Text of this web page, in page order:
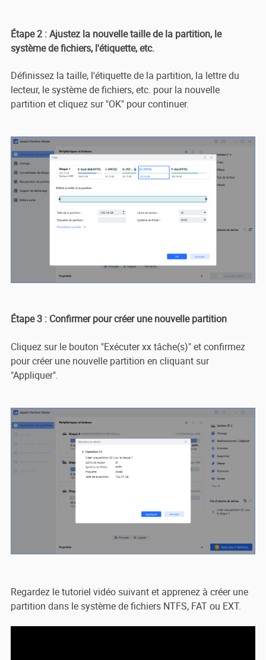
Étape 2 : Ajustez la nouvelle taille de la partition, le
système de fichiers, l'étiquette, etc.
Définissez la taille, l'étiquette de la partition, la lettre du
lecteur, le système de fichiers, etc. pour la nouvelle
partition et cliquez sur "OK" pour continuer.
Étape 3 : Confirmer pour créer une nouvelle partition
Cliquez sur le bouton "Exécuter xx tâche(s)" et confirmez
pour créer une nouvelle partition en cliquant sur
"Appliquer".
Regardez le tutoriel vidéo suivant et apprenez à créer une
partition dans le système de fichiers NTFS, FAT ou EXT.